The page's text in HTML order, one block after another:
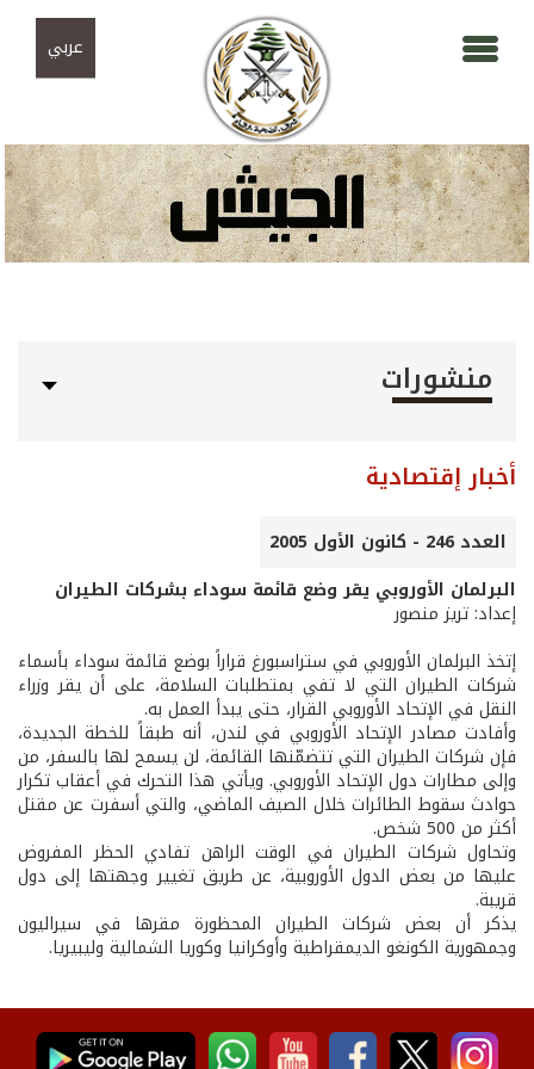
عربي
منشورات
أخبار إقتصادية
العدد 246 - كانون الأول 2005
البرلمان الأوروبي يقر وضع قائمة سوداء بشركات الطيران
إعداد: تريز منصور
إتخذ البرلمان الأوروبي في ستراسبورغ قراراً بوضع قائمة سوداء بأسماء
شركات الطيران التي لا تفي بمتطلبات السلامة، على أن يقر وزراء
النقل في الإتحاد الأوروبي القرار، حتى يبدأ العمل به.
وأفادت مصادر الإتحاد الأوروبي في لندن، أنه طبقاً للخطة الجديدة،
فإن شركات الطيران التي تتضمّنها القائمة، لن يسمح لها بالسفر، من
وإلى مطارات دول الإتحاد الأوروبي. ويأتي هذا التحرك في أعقاب تكرار
حوادث سقوط الطائرات خلال الصيف الماضي، والتي أسفرت عن مقتل
أكثر من 500 شخص.
وتحاول شركات الطيران في الوقت الراهن تفادي الحظر المفروض
عليها من بعض الدول الأوروبية، عن طريق تغيير وجهتها إلى دول
قريبة.
يذكر أن بعض شركات الطيران المحظورة مقرها في سيراليون
وجمهورية الكونغو الديمقراطية وأوكرانيا وكوريا الشمالية وليبيريا.